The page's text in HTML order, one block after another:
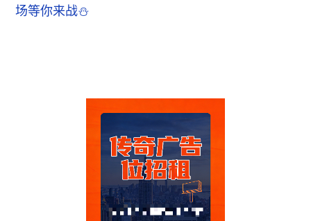
场等你来战⛄️